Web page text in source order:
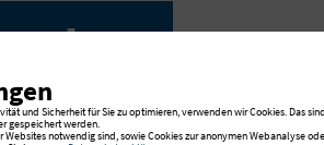
und Sicherheit für Sie zu optimieren, verwenden wir Cookies. Das
gespeichert werden.
notwendig sind, sowie Cookies zur anonymen Webanalyse